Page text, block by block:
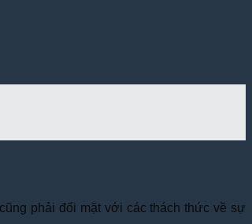
phải đối mặt với các thách thức về sự